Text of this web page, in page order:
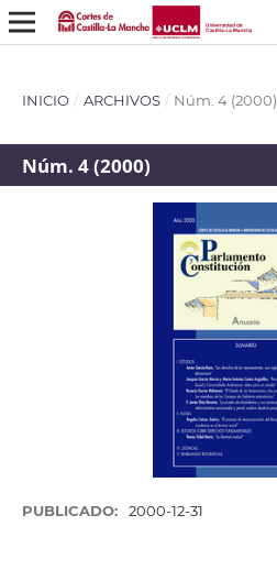
INICIO / ARCHIVOS / Núm. 4 (2000)
Núm. 4 (2000)
PUBLICADO: 2000-12-31